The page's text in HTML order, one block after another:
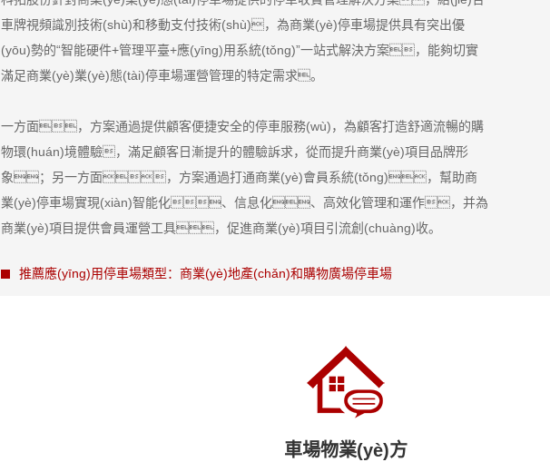
車牌視頻識別技術(shù)和移動支付技術(shù)，為商業(yè)停車場提供具有突出優
(yōu)勢的“智能硬件+管理平臺+應(yīng)用系統(tǒng)”一站式解決方案，能夠切實
滿足商業(yè)業(yè)態(tài)停車場運營管理的特定需求。
一方面，方案通過提供顧客便捷安全的停車服務(wù)，為顧客打造舒適流暢的購
物環(huán)境體驗，滿足顧客日漸提升的體驗訴求，從而提升商業(yè)項目品牌形
象；另一方面，方案通過打通商業(yè)會員系統(tǒng)，幫助商
業(yè)停車場實現(xiàn)智能化、信息化、高效化管理和運作，并為
商業(yè)項目提供會員運營工具，促進商業(yè)項目引流創(chuàng)收。
推薦應(yīng)用停車場類型：商業(yè)地產(chǎn)和購物廣場停車場
車場物業(yè)方